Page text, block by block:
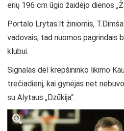
erių 196 cm ūgio žaidėjo dienos
Portalo Lrytas.lt žiniomis,
vadovais, tad nuomos pagrindais
klubui.
Signalas dėl krepšininko likimo
trečiadienį, kai gynėjas net
su Alytaus „Dzūkija“.